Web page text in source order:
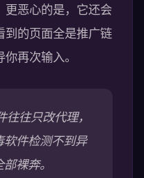
更恶心的是，它还会
到的页面全是推广链
再次输入。
往只改代理，
软件检测不到异
裸奔。